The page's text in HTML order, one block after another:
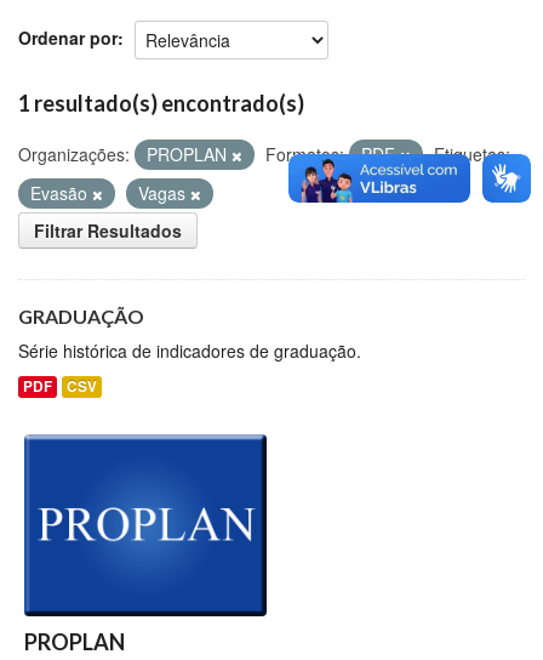
Ordenar por
1 resultado(s) encontrado(s)
Organizações: PROPLAN Formatos: PDF
Etiquetas:
Evasão
Vagas
Filtrar Resultados
GRADUAÇÃO
Série histórica de indicadores de graduação.
PDF CSV
PROPLAN